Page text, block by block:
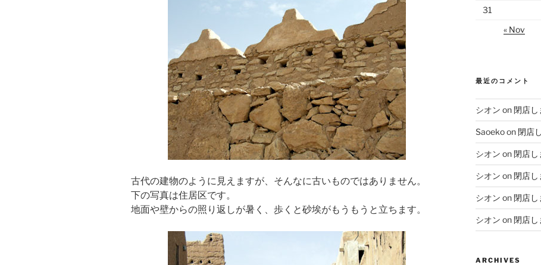
古代の建物のように見えますが、そんなに古いものではありません。
下の写真は住居区です。
地面や壁からの照り返しが暑く、歩くと砂埃がもうもうと立ちます。
31
« Nov
最近のコメント
シオン on閉店し
Saoekoon閉店
シオン on閉店し
シオン on閉店し
シオン on閉店し
シオン on閉店し
ARCHIVES